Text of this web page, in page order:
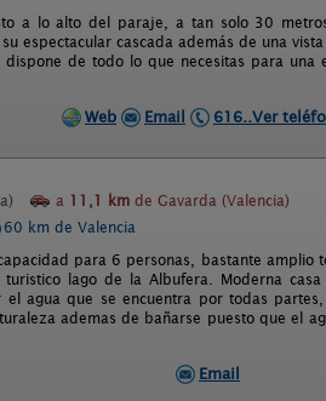
a lo alto del paraje, a tan solo 30
espectacular cascada además de una
de todo lo que necesitas para una
Web Email 616..Ver
a 11,1 km de Gavarda (Valencia)
60 km de Valencia
para 6 personas, bastante amplio
lago de la Albufera. Moderna
agua que se encuentra por todas
ademas de bañarse puesto que el
Email